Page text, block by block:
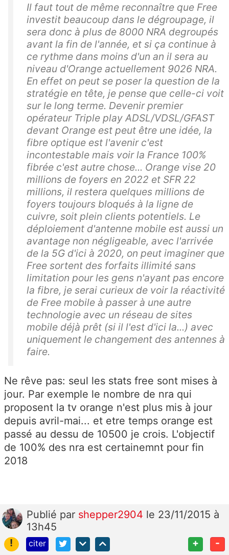
Il faut tout de même reconnaître que Free
investit beaucoup dans le dégroupage, il
sera donc à plus de 8000 NRA degroupés
avant la fin de l'année, et si ça continue à
ce rythme dans moins d'un an il sera au
niveau d'Orange actuellement 9026 NRA.
En effet on peut se poser la question de la
stratégie en tête, je pense que celle-ci voit
sur le long terme. Devenir premier
opérateur Triple play ADSL/VDSL/GFAST
devant Orange est peut être une idée, la
fibre optique est l'avenir c'est
incontestable mais voir la France 100%
fibrée c'est autre chose... Orange vise 20
millions de foyers en 2022 et SFR 22
millions, il restera quelques millions de
foyers toujours bloqués à la ligne de
cuivre, soit plein clients potentiels. Le
déploiement d'antenne mobile est aussi un
avantage non négligeable, avec l'arrivée
de la 5G d'ici à 2020, on peut imaginer que
Free sortent des forfaits illimité sans
limitation pour les gens n'ayant pas encore
la fibre, je serai curieux de voir la réactivité
de Free mobile à passer à une autre
technologie avec un réseau de sites
mobile déjà prêt (si il l'est d'ici la...) avec
uniquement le changement des antennes à
faire.
Ne rêve pas: seul les stats free sont mises à
jour. Par exemple le nombre de nra qui
proposent la tv orange n'est plus mis à jour
depuis avril-mai... et etre temps orange est
passé au dessu de 10500 je crois. L'objectif
de 100% des nra est certainemnt pour fin
2018
Publié par shepper2904 le 23/11/2015 à
13h45
!
citer + -